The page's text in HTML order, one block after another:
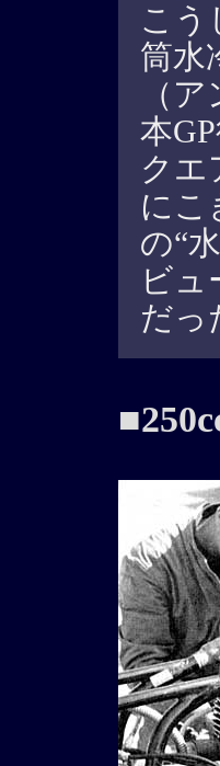
こう
筒水
（
本
クエ
にこ
の“
ビュ
だっ